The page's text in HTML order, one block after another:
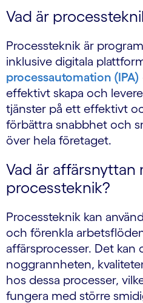
Vad är
Processteknik är
inklusive digitala
processautomation (IPA)
effektivt skapa och
tjänster på ett effektivt
förbättra snabbhet och
över hela företaget.
Vad är affärsnyttan
processteknik?
Processteknik kan
och förenkla
affärsprocesser. Det kan
noggrannheten,
hos dessa processer,
fungera med större